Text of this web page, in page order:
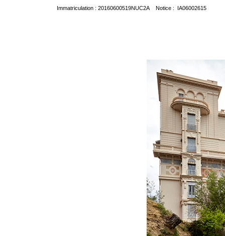
Immatriculation : 20160600519NUC2A Notice : IA06002615